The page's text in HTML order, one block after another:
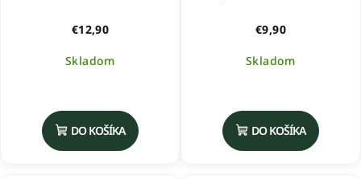
€12,90
Skladom
produktu
je
5,0
DO KOŠÍKA
€9,90
Skladom
DO KOŠÍKA